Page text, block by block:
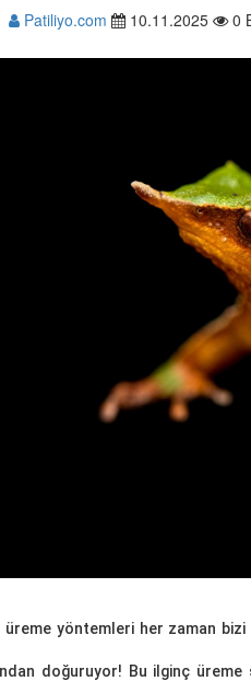
Patiliyo.com 10.11.2025 0
üreme yöntemleri her zaman bizi
doğuruyor! Bu ilginç
22.05.2020
Kedi Seven
Harikası
22.05.2020
Türkiye'de
Yasal mı?
Yasalar ve
30.10.2025
Hastaneleri